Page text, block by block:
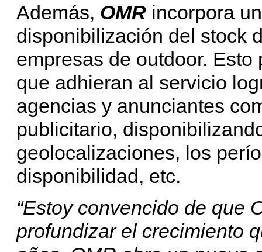
Además, OMR incorpora
disponibilización del stock
empresas de outdoor.
que adhieran al servicio
agencias y anunciantes
publicitario,
geolocalizaciones, los
disponibilidad, etc.
“Estoy convencido de que
profundizar el crecimiento